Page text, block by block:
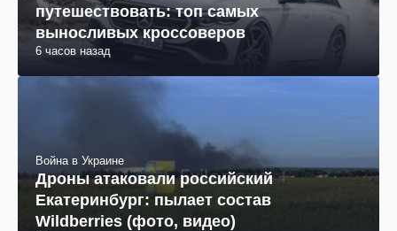
путешествовать: топ самых
выносливых кроссоверов
6 часов назад
Война в Украине
Дроны атаковали российский
Екатеринбург: пылает состав
Wildberries (фото, видео)